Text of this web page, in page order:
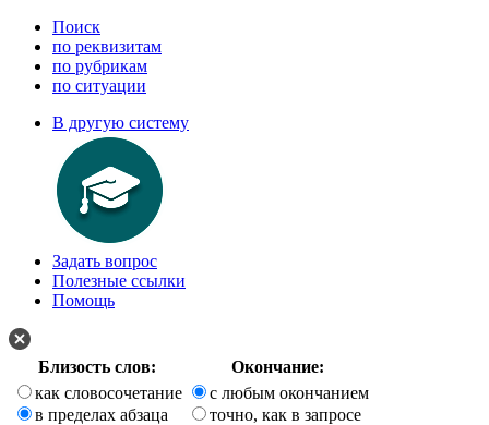
Поиск
по реквизитам
по рубрикам
по ситуации
В другую систему
Задать вопрос
Полезные ссылки
Помощь
Близость слов:
Окончание:
как словосочетание
в пределах абзаца
с любым окончанием
точно, как в запросе